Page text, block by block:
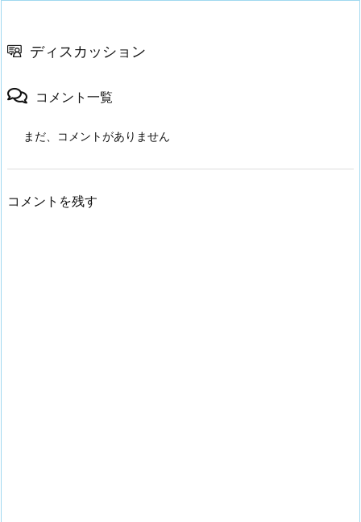
ディスカッション
コメント一覧
まだ、コメントがありません
コメントを残す